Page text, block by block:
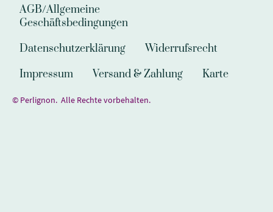
AGB/Allgemeine
Geschäftsbedingungen
Datenschutzerklärung
Widerrufsrecht
Impressum
Versand & Zahlung Karte
© Perlignon. Alle Rechte vorbehalten.